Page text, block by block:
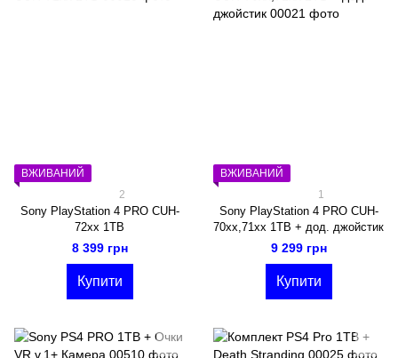
ВЖИВАНИЙ
2
Sony PlayStation 4 PRO CUH-
72xx 1TB
8 399 грн
Купити
ВЖИВАНИЙ
1
Sony PlayStation 4 PRO CUH-
70xx,71xx 1TB + дод. джойстик
9 299 грн
Купити